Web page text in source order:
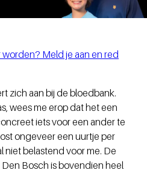
Meld je aan en red
zich aan bij de bloedbank.
wees me erop dat het een
iets voor een ander te
ongeveer een uurtje per
niet belastend voor me. De
Den Bosch is bovendien heel